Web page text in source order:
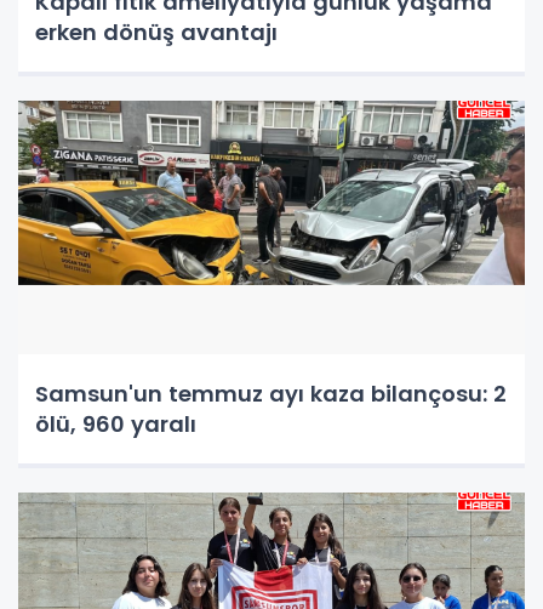
erken dönüş avantajı
Samsun'un temmuz ayı kaza bilançosu: 2
ölü, 960 yaralı